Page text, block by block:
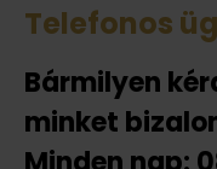
Telefonos
Bármilyen
minket